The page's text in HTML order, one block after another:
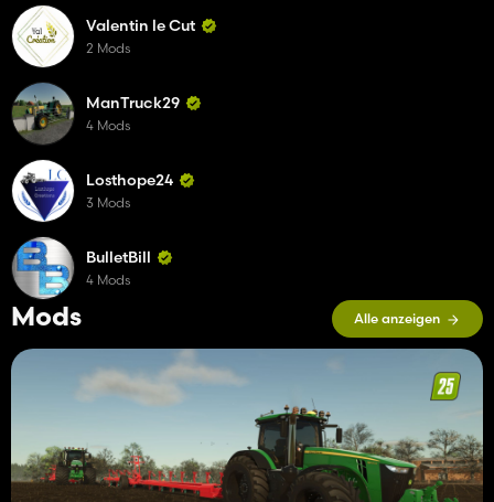
Mods Alle anzeigen
Valentin le Cut
2 Mods
ManTruck29
4 Mods
Losthope24
3 Mods
BulletBill
4 Mods